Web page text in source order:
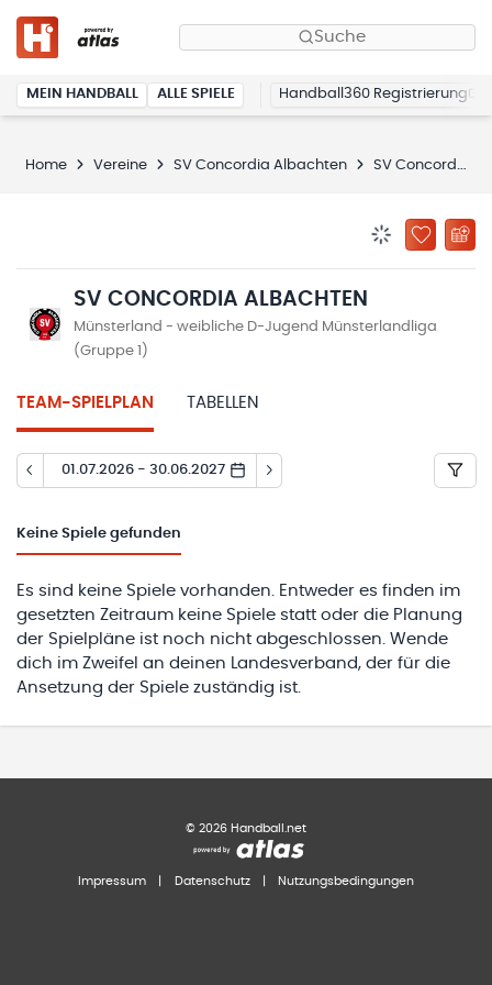
Suche
MEIN HANDBALL ALLE SPIELE Handball360 Registrierung
Home Vereine SV Concordia Albachten SV Concordia Albachten
ZU
SV CONCORDIA ALBACHTEN
Münsterland - weibliche D-Jugend Münsterlandliga
(Gruppe 1)
TEAM-SPIELPLAN TABELLEN
01.07.2026 - 30.06.2027
Keine Spiele gefunden
Es sind keine Spiele vorhanden. Entweder es finden im
gesetzten Zeitraum keine Spiele statt oder die Planung
der Spielpläne ist noch nicht abgeschlossen. Wende
dich im Zweifel an deinen Landesverband, der für die
Ansetzung der Spiele zuständig ist.
© 2026 Handball.net
Impressum Datenschutz Nutzungsbedingungen